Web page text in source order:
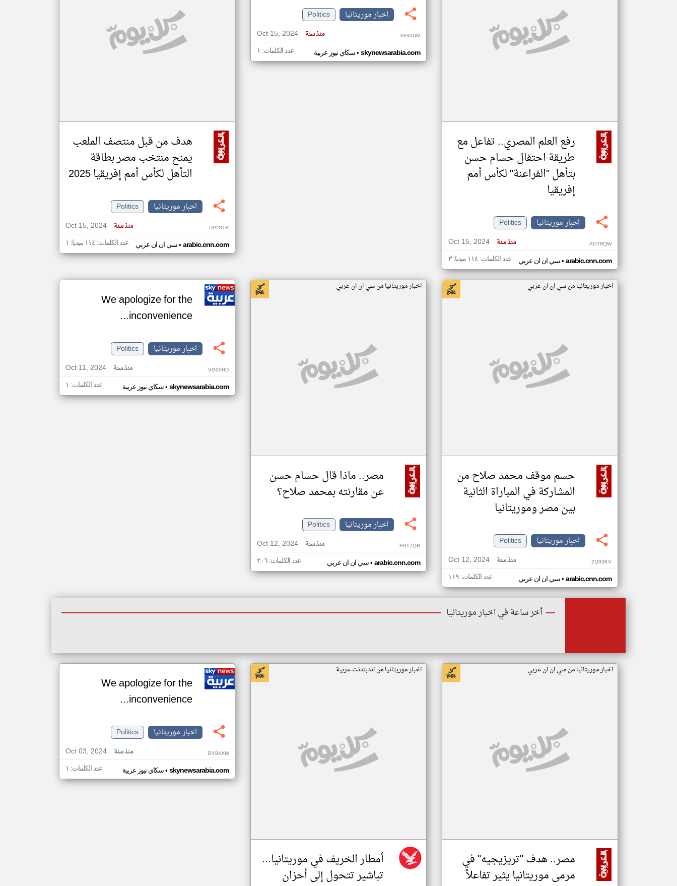
مصادر الأخبار من موريتانيا
رفع العلم المصري.. تفاعل مع
طريقة احتفال حسام حسن
بتأهل "الفراعنة" لكأس أمم
إفريقيا
اخبار موريتانيا
Politics
Oct 15, 2024
منذ سنة AO78QW
سي ان ان عربي• arabic.cnn.com عدد الكلمات: ١١٤ ميديا: ٣
اخبار موريتانيا
Politics
Oct 15, 2024
منذ سنة XF30UM
سكاي نيوز عربية• skynewsarabia.com عدد الكلمات: ١
هدف من قبل منتصف الملعب
يمنح منتخب مصر بطاقة
التأهل لكأس أمم إفريقيا 2025
اخبار موريتانيا
Politics
Oct 15, 2024
منذ سنة UP28TR
سي ان ان عربي• arabic.cnn.com عدد الكلمات: ١١٤ ميديا: ١
اخبار موريتانيا من سي ان ان عربي
حسم موقف محمد صلاح من
المشاركة في المباراة الثانية
بين مصر وموريتانيا
اخبار موريتانيا
Politics
Oct 12, 2024
منذ سنة ZQ93KV
سي ان ان عربي• arabic.cnn.com عدد الكلمات: ١١٩
اخبار موريتانيا من سي ان ان عربي
مصر.. ماذا قال حسام حسن
عن مقارنته بمحمد صلاح؟
اخبار موريتانيا
Politics
Oct 12, 2024
منذ سنة FG17QB
سي ان ان عربي• arabic.cnn.com عدد الكلمات: ٢٠٦
We apologize for the
inconvenience...
اخبار موريتانيا
Politics
Oct 11, 2024
منذ سنة VG00HD
سكاي نيوز عربية• skynewsarabia.com عدد الكلمات: ١
أخر ساعة في اخبار موريتانيا
اخبار موريتانيا من سي ان ان عربي
مصر.. هدف "تريزيجيه" في
مرمى موريتانيا يثير تفاعلاً
اخبار موريتانيا من اندبندنت عربية
أمطار الخريف في موريتانيا...
تباشير تتحول إلى أحزان
We apologize for the
inconvenience...
اخبار موريتانيا
Politics
Oct 03, 2024
منذ سنة BY84XM
سكاي نيوز عربية• skynewsarabia.com عدد الكلمات: ١